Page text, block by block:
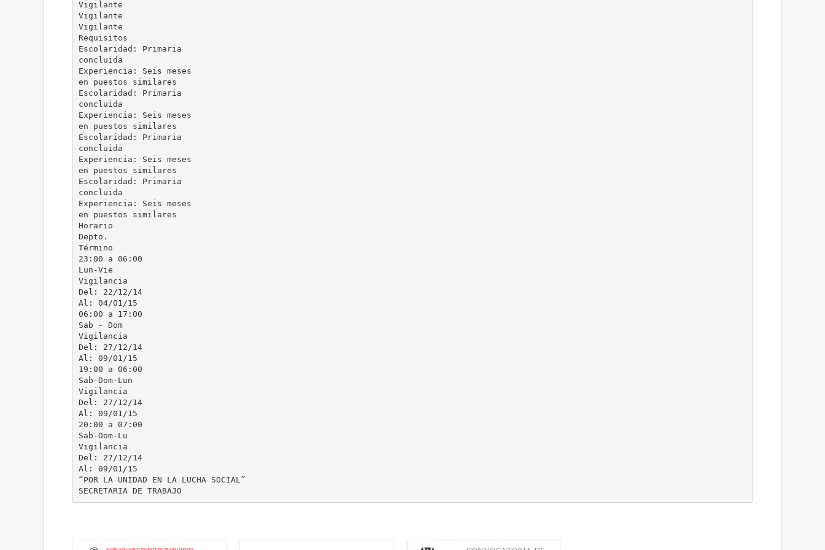
Vigilante
Vigilante
Vigilante
Requisitos
Escolaridad: Primaria
concluida
Experiencia: Seis meses
en puestos similares
Escolaridad: Primaria
concluida
Experiencia: Seis meses
en puestos similares
Escolaridad: Primaria
concluida
Experiencia: Seis meses
en puestos similares
Escolaridad: Primaria
concluida
Experiencia: Seis meses
en puestos similares
Horario
Depto.
Término
23:00 a 06:00
Lun-Vie
Vigilancia
Del: 22/12/14
Al: 04/01/15
06:00 a 17:00
Sab - Dom
Vigilancia
Del: 27/12/14
Al: 09/01/15
19:00 a 06:00
Sab-Dom-Lun
Vigilancia
Del: 27/12/14
Al: 09/01/15
20:00 a 07:00
Sab-Dom-Lu
Vigilancia
Del: 27/12/14
Al: 09/01/15
“POR LA UNIDAD EN LA LUCHA SOCIAL”